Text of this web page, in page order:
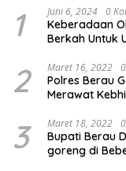
1 Juni 6, 2024 0
Keberadaan
Berkah Untuk
2 Maret 16, 2022
Polres Berau
Merawat
3 Maret 18, 2022
Bupati Berau
goreng di